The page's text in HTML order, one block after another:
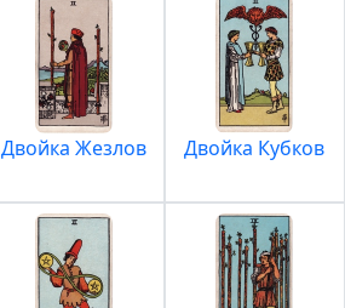
Двойка Жезлов Двойка Кубков